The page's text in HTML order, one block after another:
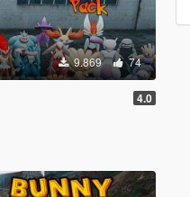
9.869 74
4.0